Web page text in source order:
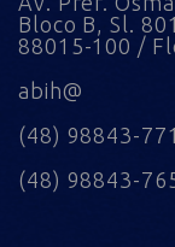
Bloco B, Sl.
88015-100 /
abih@
(48) 98843-
(48) 98843-